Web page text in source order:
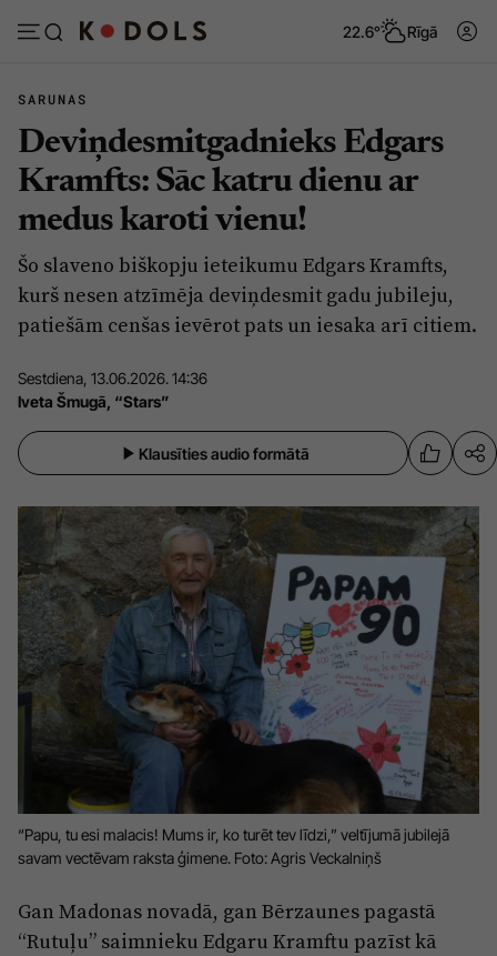
22.6° Rīgā
Abonēt Pieslēgties
Ziņas
Politika
Pašvaldības
Veselība
Ģimene
Vide
Sports
Drošība
Tēmas
Viedokļi
Dzīve un ticība
Sarunas
Pierīga
Ādaži
Ķekava
Olaine
Ropaži
Salaspils
Saulkrasti
Projekti
Mediju atbalsta fonds
Zivju fonds
Zaļā nākotne
Iedvesmai nav vecuma
Vide
Kodols
SARUNAS
Deviņdesmitgadnieks Edgars
Kramfts: Sāc katru dienu ar
medus karoti vienu!
Šo slaveno biškopju ieteikumu Edgars Kramfts,
kurš nesen atzīmēja deviņdesmit gadu jubileju,
patiešām cenšas ievērot pats un iesaka arī citiem.
Sestdiena, 13.06.2026. 14:36
Iveta Šmugā, “Stars”
Klausīties audio formātā
“Papu, tu esi malacis! Mums ir, ko turēt tev līdzi,” veltījumā jubilejā
savam vectēvam raksta ģimene. Foto: Agris Veckalniņš
Gan Madonas novadā, gan Bērzaunes pagastā
“Rutuļu” saimnieku Edgaru Kramftu pazīst kā